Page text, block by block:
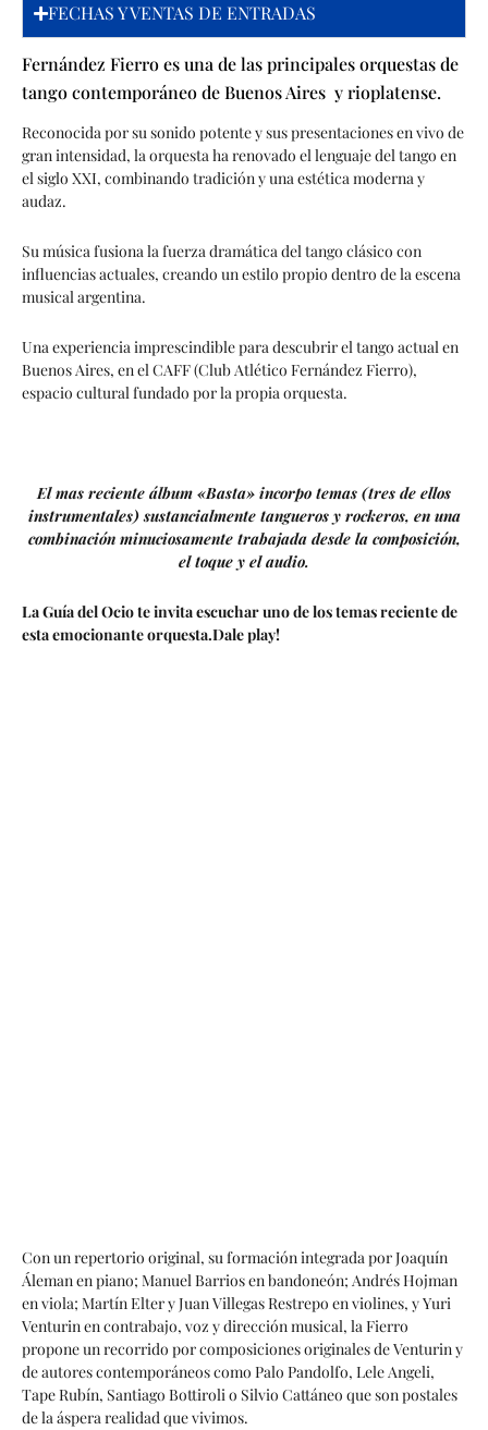
FECHAS Y VENTAS DE ENTRADAS
Fernández Fierro es una de las principales orquestas de
tango contemporáneo de Buenos Aires y rioplatense.
Reconocida por su sonido potente y sus presentaciones en vivo de
gran intensidad, la orquesta ha renovado el lenguaje del tango en
el siglo XXI, combinando tradición y una estética moderna y
audaz.
Su música fusiona la fuerza dramática del tango clásico con
influencias actuales, creando un estilo propio dentro de la escena
musical argentina.
Una experiencia imprescindible para descubrir el tango actual en
Buenos Aires, en el CAFF (Club Atlético Fernández Fierro),
espacio cultural fundado por la propia orquesta.
El mas reciente álbum «Basta» incorpo temas (tres de ellos
instrumentales) sustancialmente tangueros y rockeros, en una
combinación minuciosamente trabajada desde la composición,
el toque y el audio.
La Guía del Ocio te invita escuchar uno de los temas reciente de
esta emocionante orquesta.Dale play!
Con un repertorio original, su formación integrada por Joaquín
Áleman en piano; Manuel Barrios en bandoneón; Andrés Hojman
en viola; Martín Elter y Juan Villegas Restrepo en violines, y Yuri
Venturin en contrabajo, voz y dirección musical, la Fierro
propone un recorrido por composiciones originales de Venturin y
de autores contemporáneos como Palo Pandolfo, Lele Angeli,
Tape Rubín, Santiago Bottiroli o Silvio Cattáneo que son postales
de la áspera realidad que vivimos.